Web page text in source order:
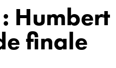
finale